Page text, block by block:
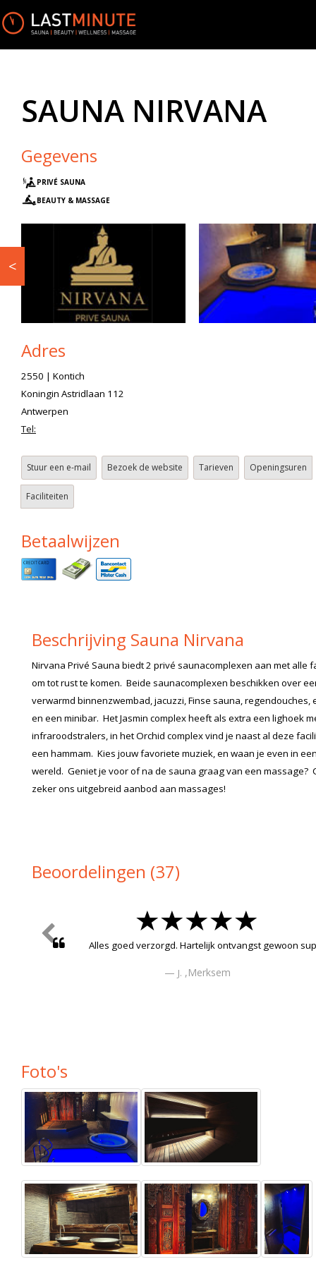
SAUNA NIRVANA
Gegevens
PRIVÉ SAUNA
BEAUTY & MASSAGE
Adres
2550 | Kontich
Koningin Astridlaan 112
Antwerpen
Tel:
Stuur een e-mail Bezoek de website Tarieven Openingsuren
Faciliteiten
Betaalwijzen
Beschrijving Sauna Nirvana
Nirvana Privé Sauna biedt 2 privé saunacomplexen aan met alle
om tot rust te komen. Beide saunacomplexen beschikken over
verwarmd binnenzwembad, jacuzzi, Finse sauna, regendouches,
en een minibar. Het Jasmin complex heeft als extra een lighoek
infraroodstralers, in het Orchid complex vind je naast al deze
een hammam. Kies jouw favoriete muziek, en waan je even in
wereld. Geniet je voor of na de sauna graag van een massage?
zeker ons uitgebreid aanbod aan massages!
Beoordelingen (37)
Alles goed verzorgd. Hartelijk ontvangst gewoon
J. ,Merksem
<
Foto's